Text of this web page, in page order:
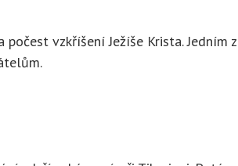
vzkříšení Ježíše Krista.